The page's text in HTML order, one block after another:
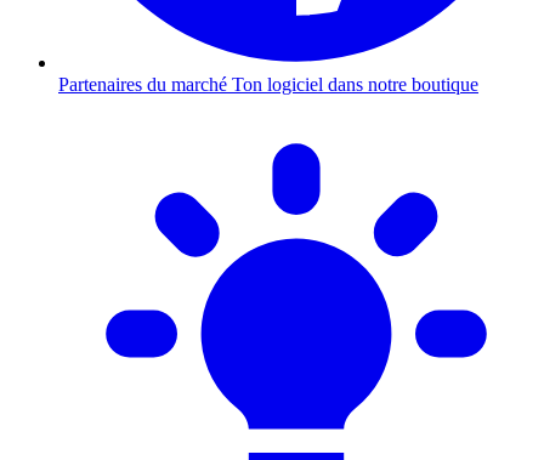
Partenaires du marché Ton logiciel dans notre boutique